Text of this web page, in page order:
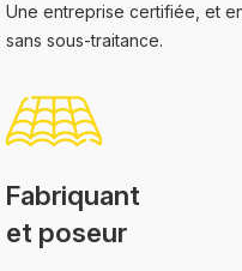
Une entreprise certifiée, et
sans sous-traitance.
Fabriquant
et poseur